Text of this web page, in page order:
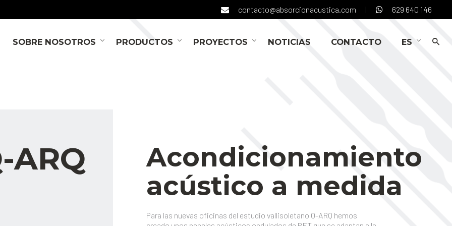
contacto@absorcionacustica.com | 629 640 146
SOBRE NOSOTROS PRODUCTOS PROYECTOS NOTICIAS CONTACTO ES
ARQ
Acondicionamiento
acústico a medida
Para las nuevas oficinas del estudio vallisoletano Q-ARQ hemos